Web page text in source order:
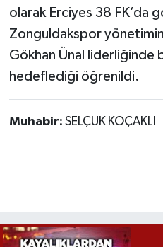
olarak Erciyes 38 FK’da
Zonguldakspor
Gökhan Ünal liderliğinde
hedeflediği öğrenildi.
Muhabir: SELÇUK KOÇAKLI
SİYASET
Spor
Ulusal
Yaşam